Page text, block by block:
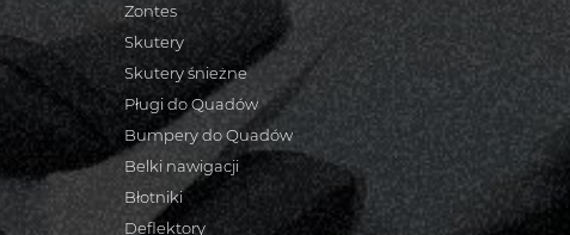
Zontes
Skutery
Skutery śnieżne
Pługi do Quadów
Bumpery do Quadów
Belki nawigacji
Błotniki
Deflektory